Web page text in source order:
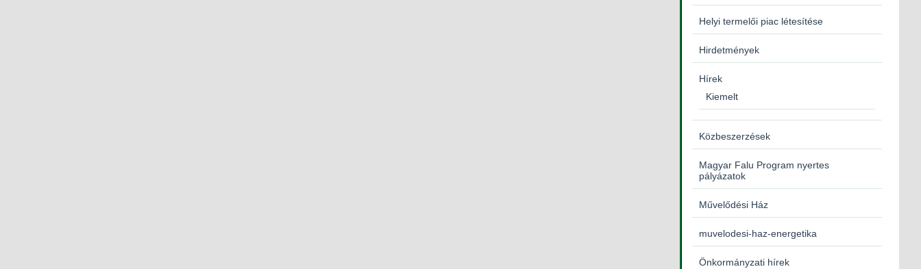
Helyi termelői piac létesítése
Hirdetmények
Hírek
Kiemelt
Közbeszerzések
Magyar Falu Program nyertes
pályázatok
Művelődési Ház
muvelodesi-haz-energetika
Önkormányzati hírek